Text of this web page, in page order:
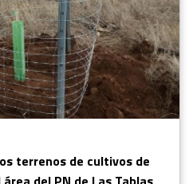
terrenos de cultivos de